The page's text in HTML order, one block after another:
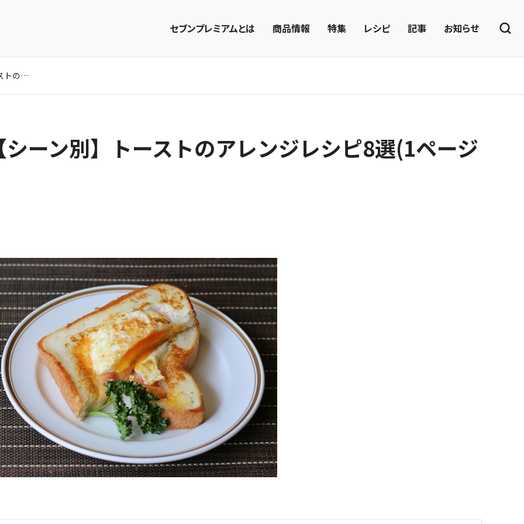
セブンプレミアムとは 商品情報 特集 レシピ 記事 お知らせ
朝食やおやつに♪【シーン別】トーストのアレンジレシピ8選
ーン別】トーストのアレンジレシピ8選(1ページ